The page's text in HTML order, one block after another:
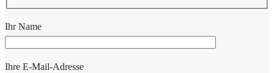
Ihr Name
Ihre E-Mail-Adresse